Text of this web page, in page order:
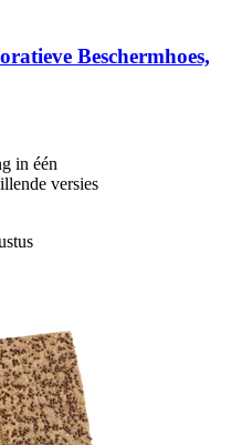
Beschermhoes,
in één
versies